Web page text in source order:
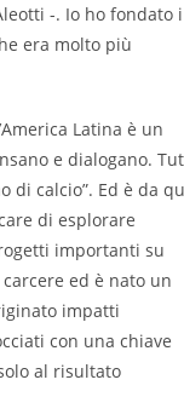
-. Io ho fondato
era molto più
Latina è un
e dialogano.
di calcio”. Ed è da
di esplorare
importanti su
ed è nato un
impatti
con una chiave
al risultato